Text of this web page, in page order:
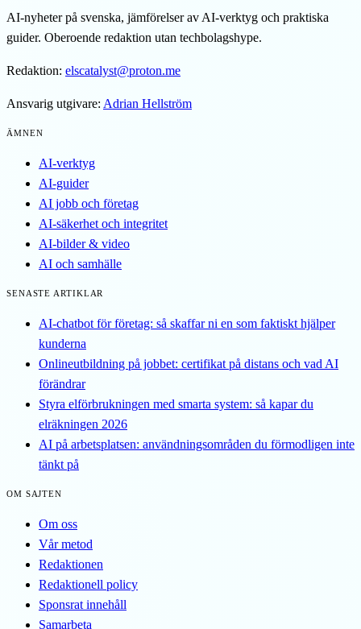
AI-nyheter på svenska, jämförelser av AI-verktyg och praktiska
guider. Oberoende redaktion utan techbolagshype.
Redaktion: elscatalyst@proton.me
Ansvarig utgivare: Adrian Hellström
ÄMNEN
AI-verktyg
AI-guider
AI jobb och företag
AI-säkerhet och integritet
AI-bilder & video
AI och samhälle
SENASTE ARTIKLAR
AI-chatbot för företag: så skaffar ni en som faktiskt hjälper
kunderna
Onlineutbildning på jobbet: certifikat på distans och vad AI
förändrar
Styra elförbrukningen med smarta system: så kapar du
elräkningen 2026
AI på arbetsplatsen: användningsområden du förmodligen inte
tänkt på
OM SAJTEN
Om oss
Vår metod
Redaktionen
Redaktionell policy
Sponsrat innehåll
Samarbeta